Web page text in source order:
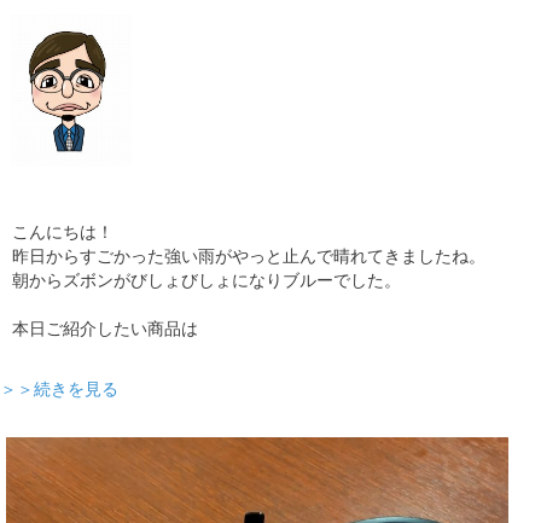
こんにちは！
昨日からすごかった強い雨がやっと止んで晴れてきましたね。
朝からズボンがびしょびしょになりブルーでした。
本日ご紹介したい商品は
＞＞続きを見る